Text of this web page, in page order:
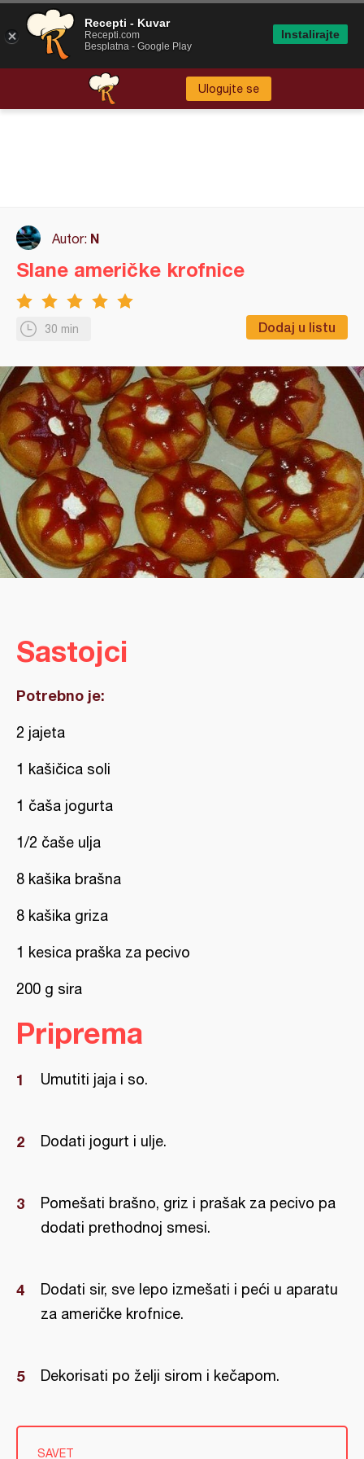
Ulogujte se
Autor: N
30 min Dodaj u listu
Slane američke krofnice
Sastojci
Potrebno je:
2 jajeta
1 kašičica soli
1 čaša jogurta
1/2 čaše ulja
8 kašika brašna
8 kašika griza
1 kesica praška za pecivo
200 g sira
Priprema
Umutiti jaja i so.
Dodati jogurt i ulje.
Pomešati brašno, griz i prašak za pecivo pa
dodati prethodnoj smesi.
Dodati sir, sve lepo izmešati i peći u aparatu
za američke krofnice.
Dekorisati po želji sirom i kečapom.
SAVET
Recepti - Kuvar
Recepti.com
Besplatna - Google Play
Instalirajte